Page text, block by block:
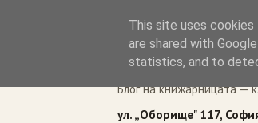
Блог на книжарницата —
ул. „Оборище" 117,
This site uses
are shared with
statistics, and to